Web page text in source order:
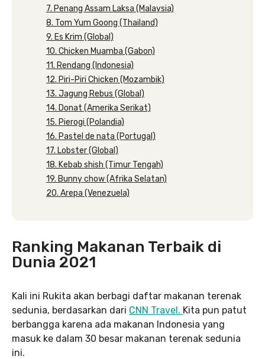
7. Penang Assam Laksa (Malaysia)
8. Tom Yum Goong (Thailand)
9. Es Krim (Global)
10. Chicken Muamba (Gabon)
11. Rendang (Indonesia)
12. Piri-Piri Chicken (Mozambik)
13. Jagung Rebus (Global)
14. Donat (Amerika Serikat)
15. Pierogi (Polandia)
16. Pastel de nata (Portugal)
17. Lobster (Global)
18. Kebab shish (Timur Tengah)
19. Bunny chow (Afrika Selatan)
20. Arepa (Venezuela)
Ranking Makanan Terbaik di
Dunia 2021
Kali ini Rukita akan berbagi daftar makanan terenak
sedunia, berdasarkan dari CNN Travel. Kita pun patut
berbangga karena ada makanan Indonesia yang
masuk ke dalam 30 besar makanan terenak sedunia
ini.